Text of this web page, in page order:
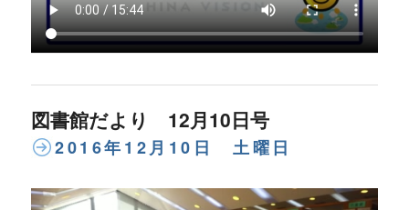
図書館だより 12月10日号
2016年12月10日 土曜日